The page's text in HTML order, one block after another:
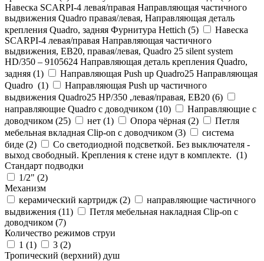
Навеска SCARPI-4 левая/правая Направляющая частичного
выдвижения Quadro правая/левая, Направляющая деталь
крепления Quadro, задняя Фурнитура Hettich (5)
Навеска
SCARPI-4 левая/правая Направляющая частичного
выдвижения, ЕВ20, правая/левая, Quadro 25 silent system
HD/350 – 9105624 Направляющая деталь крепления Quadro,
задняя (1)
Направляющая Push up Quadro25 Направляющая
Quadro (1)
Направляющая Push up частичного
выдвижения Quadro25 НР/350 ,левая/правая, ЕВ20 (6)
направляющие Quadro с доводчиком (10)
Направляющие с
доводчиком (25) нет (1) Опора чёрная (2)
Петля
мебельная вкладная Clip-on с доводчиком (3)
система
биде (2)
Со светодиодной подсветкой. Без выключателя -
выход свободный. Крепления к стене идут в комплекте. (1)
Стандарт подводки
1/2" (2)
Механизм
керамический картридж (2)
направляющие частичного
выдвижения (11)
Петля мебельная накладная Clip-on с
доводчиком (7)
Количество режимов струи
1 (1) 3 (2)
Тропический (верхний) душ